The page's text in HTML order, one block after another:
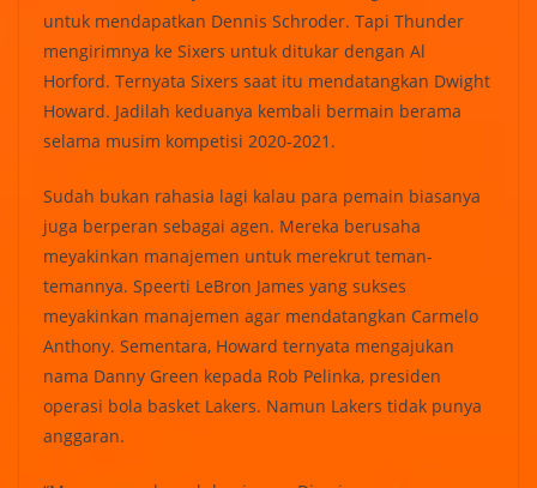
untuk mendapatkan Dennis Schroder. Tapi Thunder
mengirimnya ke Sixers untuk ditukar dengan Al
Horford. Ternyata Sixers saat itu mendatangkan Dwight
Howard. Jadilah keduanya kembali bermain berama
selama musim kompetisi 2020-2021.
Sudah bukan rahasia lagi kalau para pemain biasanya
juga berperan sebagai agen. Mereka berusaha
meyakinkan manajemen untuk merekrut teman-
temannya. Speerti LeBron James yang sukses
meyakinkan manajemen agar mendatangkan Carmelo
Anthony. Sementara, Howard ternyata mengajukan
nama Danny Green kepada Rob Pelinka, presiden
operasi bola basket Lakers. Namun Lakers tidak punya
anggaran.